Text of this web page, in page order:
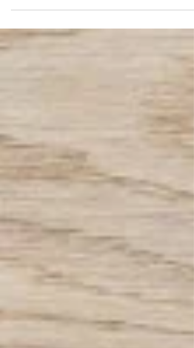
und das kleine Gelb" von Leo Lionni. Was